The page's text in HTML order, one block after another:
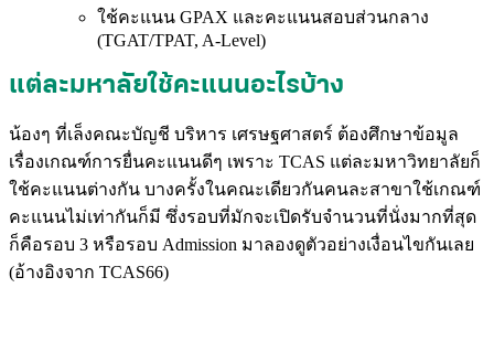
ใช้คะแนน GPAX และคะแนนสอบส่วนกลาง
(TGAT/TPAT, A-Level)
แต่ละมหาลัยใช้คะแนนอะไรบ้าง
น้องๆ ที่เล็งคณะบัญชี บริหาร เศรษฐศาสตร์ ต้องศึกษาข้อมูล
เรื่องเกณฑ์การยื่นคะแนนดีๆ เพราะ TCAS แต่ละมหาวิทยาลัยก็
ใช้คะแนนต่างกัน บางครั้งในคณะเดียวกันคนละสาขาใช้เกณฑ์
คะแนนไม่เท่ากันก็มี ซึ่งรอบที่มักจะเปิดรับจำนวนที่นั่งมากที่สุด
ก็คือรอบ 3 หรือรอบ Admission มาลองดูตัวอย่างเงื่อนไขกันเลย
(อ้างอิงจาก TCAS66)